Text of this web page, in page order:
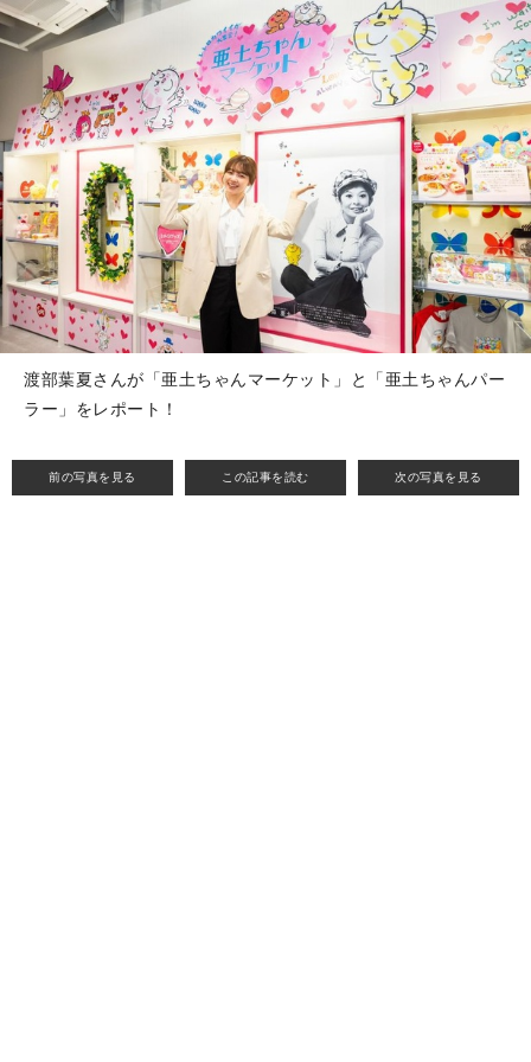
前の写真を見る この記事を読む 次の写真を見る
渡部葉夏さんが「亜土ちゃんマーケット」と「亜土ちゃんパー
ラー」をレポート！